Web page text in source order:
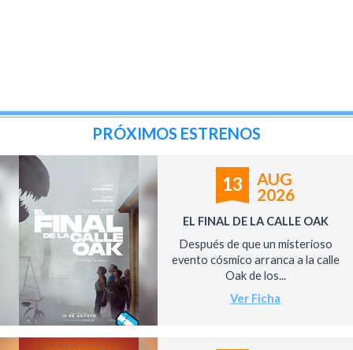
PRÓXIMOS ESTRENOS
13
AUG
2026
EL FINAL DE LA CALLE OAK
Después de que un misterioso
evento cósmico arranca a la calle
Oak de los...
Ver Ficha